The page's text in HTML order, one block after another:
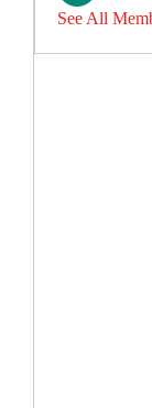
See All